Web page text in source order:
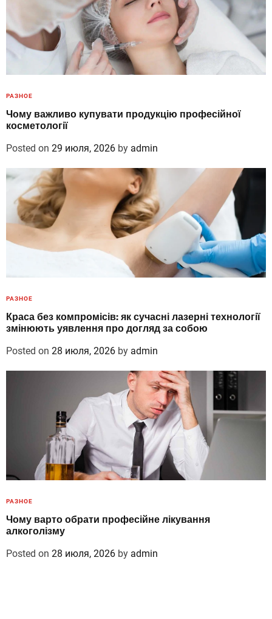
РАЗНОЕ
Чому важливо купувати продукцію професійної
косметології
Posted on 29 июля, 2026 by admin
РАЗНОЕ
Краса без компромісів: як сучасні лазерні технології
змінюють уявлення про догляд за собою
Posted on 28 июля, 2026 by admin
РАЗНОЕ
Чому варто обрати професійне лікування
алкоголізму
Posted on 28 июля, 2026 by admin